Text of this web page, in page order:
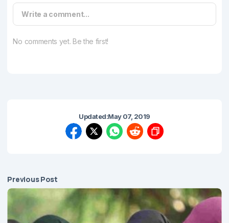
Write a comment...
No comments yet. Be the first!
Updated:May 07, 2019
Previous Post